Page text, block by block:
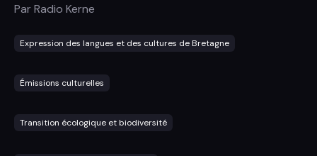
ParRadio Kerne
Expression des langues et des cultures de Bretagne
Émissions culturelles
Transition écologique et biodiversité